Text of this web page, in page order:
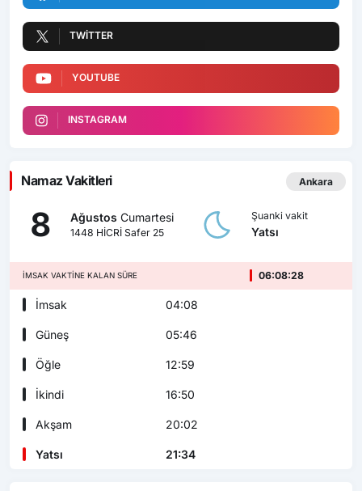
TWITTER
YOUTUBE
INSTAGRAM
Namaz Vakitleri Ankara
8 Ağustos Cumartesi
1448 HİCRİ Safer 25
Şuanki vakit
Yatsı
İMSAK VAKTINE KALAN SÜRE 06:08:26
İmsak 04:08
Güneş 05:46
Öğle 12:59
İkindi 16:50
Akşam 20:02
Yatsı 21:34